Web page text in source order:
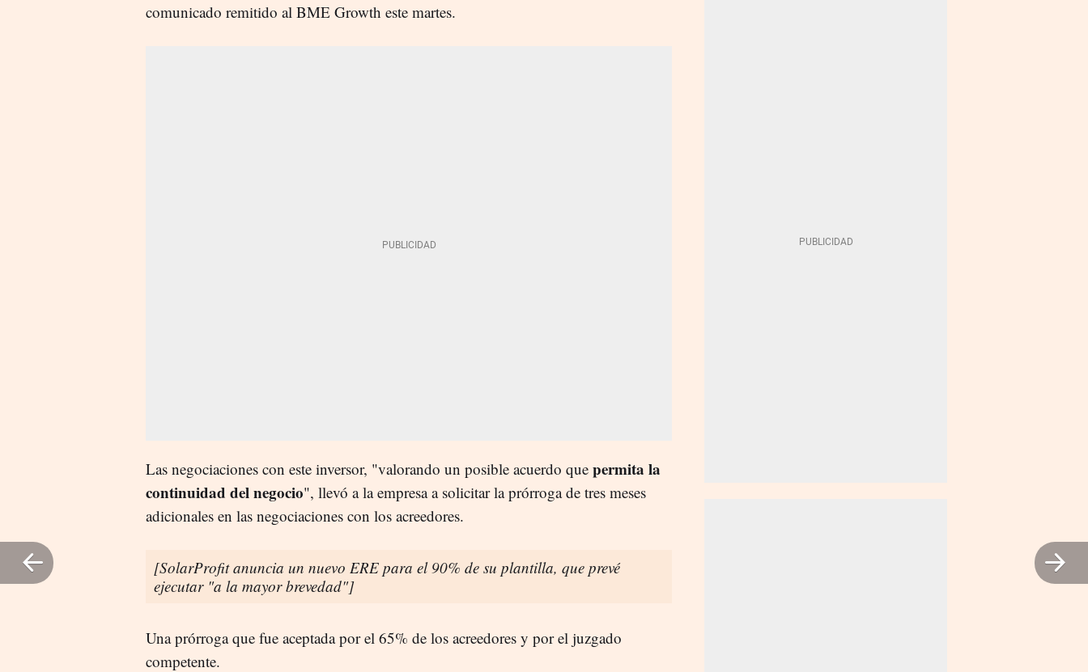
comunicado remitido al BME Growth este martes.
Las negociaciones con este inversor, "valorando un posible acuerdo que permita la
continuidad del negocio", llevó a la empresa a solicitar la prórroga de tres meses
adicionales en las negociaciones con los acreedores.
[SolarProfit anuncia un nuevo ERE para el 90% de su plantilla, que prevé
ejecutar "a la mayor brevedad"]
Una prórroga que fue aceptada por el 65% de los acreedores y por el juzgado
competente.